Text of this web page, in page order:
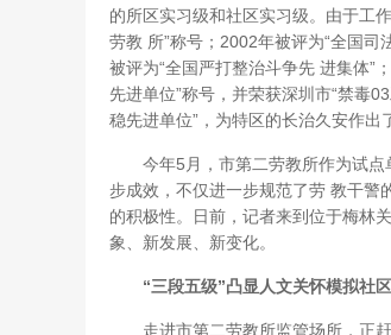
的所区实习级和社区实习级。由于工
劳教 所”称号；2002年被评为“全国司
被评为“全国严打整治斗争先 进集体”
先进单位”称号，并荣获深圳市“禁毒
稳先进单位”，为特区的长治久安作出
今年5月，市第二劳教所作为试点
步成效，不仅进一步规范了劳 教干警
的积极性。日前，记者来到位于梅林
象、新发展、新变化。
“三段五级”凸显人文关怀模拟社
走进市第二劳教所监管场所，正赶